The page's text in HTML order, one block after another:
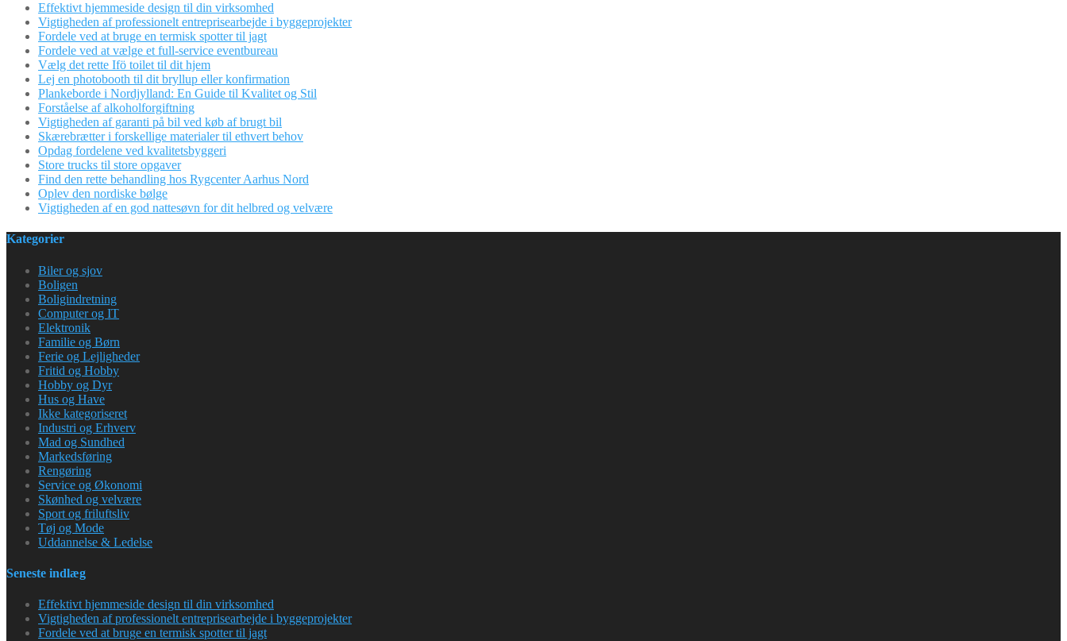
Effektivt hjemmeside design til din virksomhed
Vigtigheden af professionelt entreprisearbejde i byggeprojekter
Fordele ved at bruge en termisk spotter til jagt
Fordele ved at vælge et full-service eventbureau
Vælg det rette Ifö toilet til dit hjem
Lej en photobooth til dit bryllup eller konfirmation
Plankeborde i Nordjylland: En Guide til Kvalitet og Stil
Forståelse af alkoholforgiftning
Vigtigheden af garanti på bil ved køb af brugt bil
Skærebrætter i forskellige materialer til ethvert behov
Opdag fordelene ved kvalitetsbyggeri
Store trucks til store opgaver
Find den rette behandling hos Rygcenter Aarhus Nord
Oplev den nordiske bølge
Vigtigheden af en god nattesøvn for dit helbred og velvære
Kategorier
Biler og sjov
Boligen
Boligindretning
Computer og IT
Elektronik
Familie og Børn
Ferie og Lejligheder
Fritid og Hobby
Hobby og Dyr
Hus og Have
Ikke kategoriseret
Industri og Erhverv
Mad og Sundhed
Markedsføring
Rengøring
Service og Økonomi
Skønhed og velvære
Sport og friluftsliv
Tøj og Mode
Uddannelse & Ledelse
Seneste indlæg
Effektivt hjemmeside design til din virksomhed
Vigtigheden af professionelt entreprisearbejde i byggeprojekter
Fordele ved at bruge en termisk spotter til jagt